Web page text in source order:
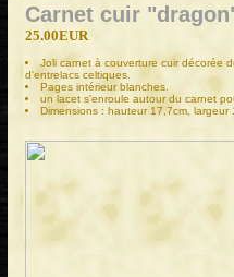
Carnet cuir
25.00EUR
Joli carnet à couverture cuir décorée
d'entrelacs celtiques.
Pages intérieur blanches.
un lacet s'enroule autour du carnet
Dimensions : hauteur 17,7cm, largeur